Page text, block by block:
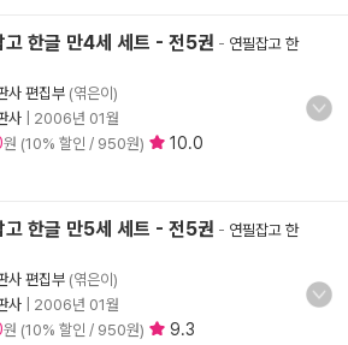
고 한글 만4세 세트 - 전5권 - 연필잡고 한
사 편집부 (엮은이)
사
2006년 01월
원 (10% 할인 / 950원)
10.0
고 한글 만5세 세트 - 전5권 - 연필잡고 한
사 편집부 (엮은이)
사
2006년 01월
원 (10% 할인 / 950원)
9.3